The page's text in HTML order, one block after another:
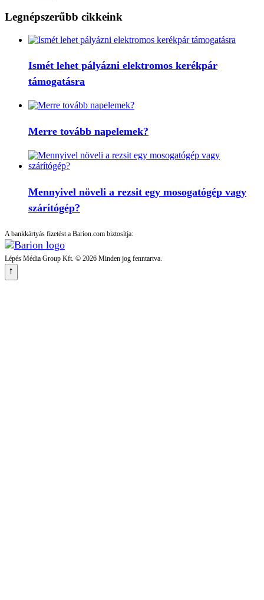
Legnépszerűbb cikkeink
Ismét lehet pályázni elektromos kerékpár
támogatásra
Merre tovább napelemek?
Mennyivel növeli a rezsit egy mosogatógép vagy
szárítógép?
A bankkártyás fizetést a Barion.com biztosítja:
Lépés Média Group Kft. © 2026 Minden jog fenntartva.
🠕